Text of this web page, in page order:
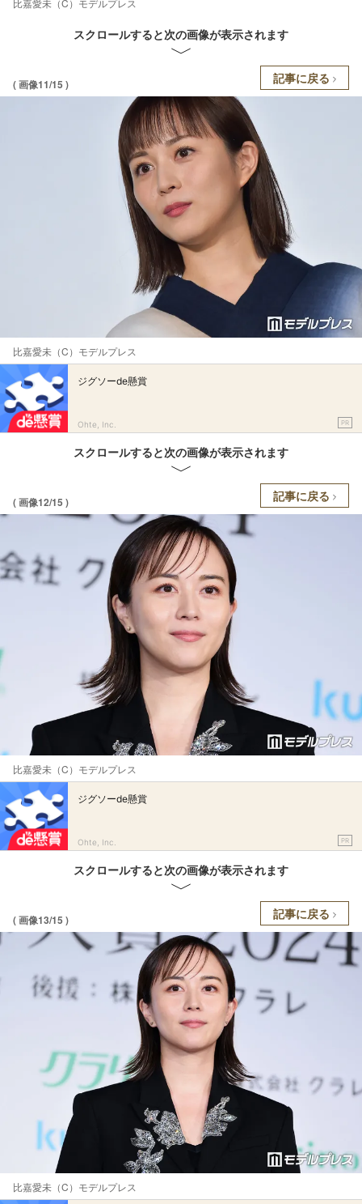
スクロールすると次の画像が表示されます
( 画像11/15 ) 記事に戻る
比嘉愛未（C）モデルプレス
ジグソーde懸賞
Ohte, Inc. PR
スクロールすると次の画像が表示されます
( 画像12/15 ) 記事に戻る
比嘉愛未（C）モデルプレス
ジグソーde懸賞
Ohte, Inc. PR
スクロールすると次の画像が表示されます
( 画像13/15 ) 記事に戻る
比嘉愛未（C）モデルプレス